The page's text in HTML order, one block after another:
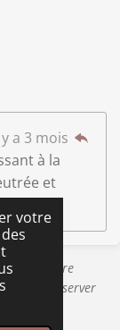
votre
a 3 mois
à la
et
peuvent être
de conserver